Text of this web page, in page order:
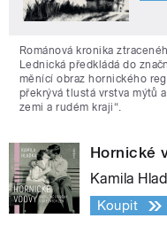
Románová kronika
Lednická předkládá do
měnící obraz hornického
překrývá tlustá vrstva mýtů
zemi a rudém kraji“.
Hornické
Kamila
Koupit